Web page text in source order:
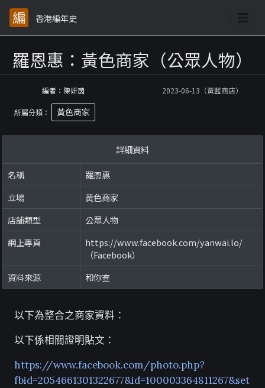
香港編年史
羅恩惠：黃色商家（公眾人物）
編者：陳妍茵 2023-06-13（黃藍商店）
所屬分類： 黃色商家
詳細資料
名稱
羅恩惠
立場
黃色商家
店舖類型
公眾人物
網上專頁
https://www.facebook.com/yanwai.lo/
（Facebook）
資料來源
和你查
以下為整合之商家資料：
以下係相關證明貼文：
https://www.facebook.com/photo.php?
fbid=2054661301322677&id=100003364811267&set